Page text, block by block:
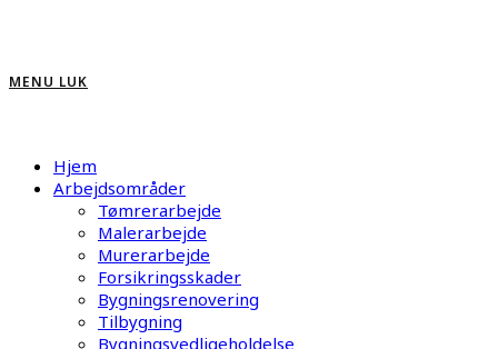
MENU LUK
Hjem
Arbejdsområder
Tømrerarbejde
Malerarbejde
Murerarbejde
Forsikringsskader
Bygningsrenovering
Tilbygning
Bygningsvedligeholdelse